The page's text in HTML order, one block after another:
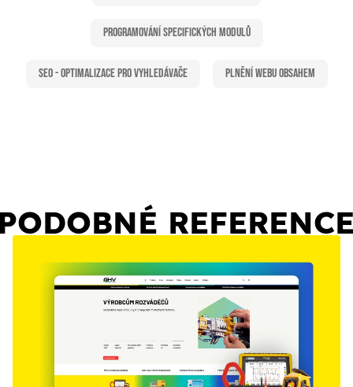
Programování specifických modulů
SEO - Optimalizace pro vyhledávače Plnění webu obsahem